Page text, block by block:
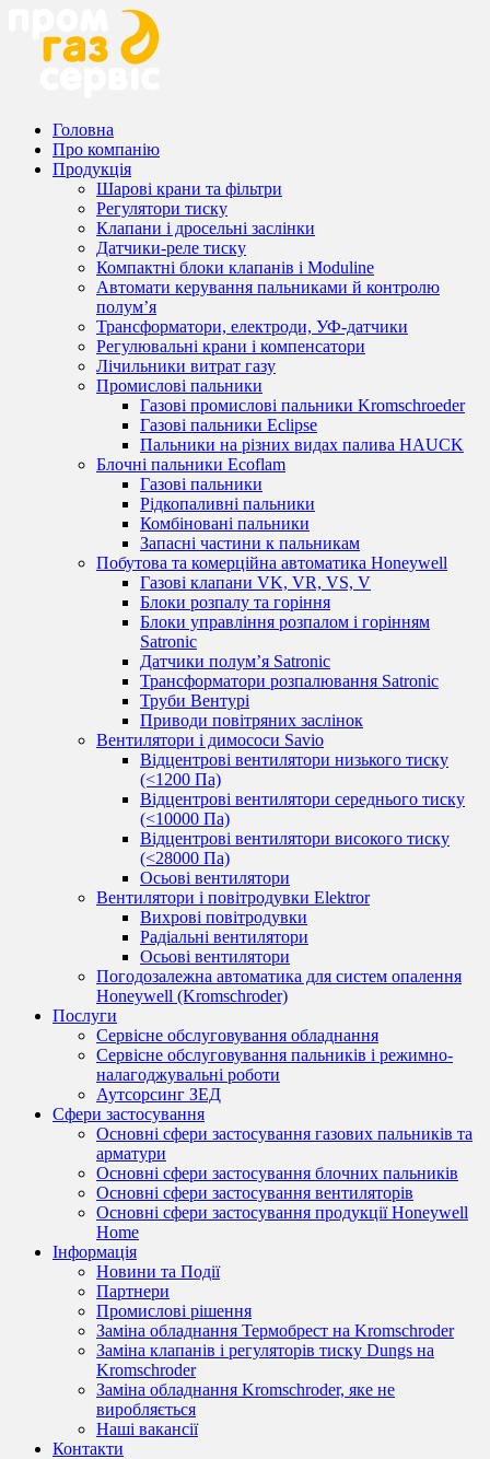
Головна
Про компанію
Продукція
Шарові крани та фільтри
Регулятори тиску
Клапани і дросельні заслінки
Датчики-реле тиску
Компактні блоки клапанів і Moduline
Автомати керування пальниками й контролю
полум’я
Трансформатори, електроди, УФ-датчики
Регулювальні крани і компенсатори
Лічильники витрат газу
Промислові пальники
Газові промислові пальники Kromschroeder
Газові пальники Eclipse
Пальники на різних видах палива HAUCK
Блочні пальники Ecoflam
Газові пальники
Рідкопаливні пальники
Комбіновані пальники
Запасні частини к пальникам
Побутова та комерційна автоматика Honeywell
Газові клапани VK, VR, VS, V
Блоки розпалу та горіння
Блоки управління розпалом і горінням
Satronic
Датчики полум’я Satronic
Трансформатори розпалювання Satronic
Труби Вентурі
Приводи повітряних заслінок
Вентилятори і димососи Savio
Відцентрові вентилятори низького тиску
(<1200 Па)
Відцентрові вентилятори середнього тиску
(<10000 Па)
Відцентрові вентилятори високого тиску
(<28000 Па)
Осьові вентилятори
Вентилятори і повітродувки Elektror
Вихрові повітродувки
Радіальні вентилятори
Осьові вентилятори
Погодозалежна автоматика для систем опалення
Honeywell (Kromschroder)
Послуги
Сервісне обслуговування обладнання
Сервісне обслуговування пальників і режимно-
налагоджувальні роботи
Аутсорсинг ЗЕД
Сфери застосування
Основні сфери застосування газових пальників та
арматури
Основні сфери застосування блочних пальників
Основні сфери застосування вентиляторів
Основні сфери застосування продукції Honeywell
Home
Інформація
Новини та Події
Партнери
Промислові рішення
Заміна обладнання Термобрест на Kromschroder
Заміна клапанів і регуляторів тиску Dungs на
Kromschroder
Заміна обладнання Kromschroder, яке не
виробляється
Наші вакансії
Контакти